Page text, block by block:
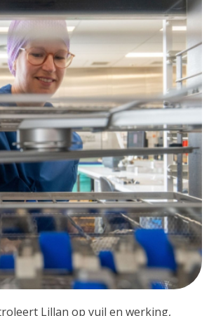
Lillan op vuil en werking,